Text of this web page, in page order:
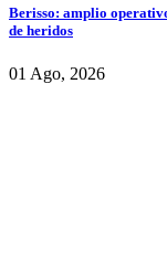
Berisso: amplio
de heridos
01 Ago, 2026